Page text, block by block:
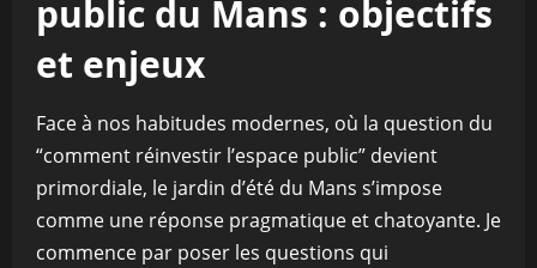
public du Mans : objectifs
et enjeux
Face à nos habitudes modernes, où la question du
“comment réinvestir l’espace public” devient
primordiale, le jardin d’été du Mans s’impose
comme une réponse pragmatique et chatoyante. Je
commence par poser les questions qui